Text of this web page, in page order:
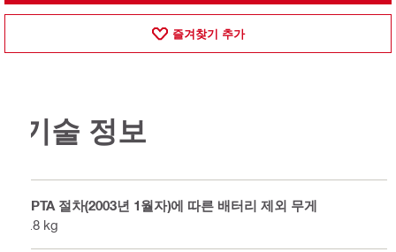
즐겨찾기 추가
기술 정보
EPTA 절차(2003년 1월자)에 따른 배터리 제외 무게
7.8 kg